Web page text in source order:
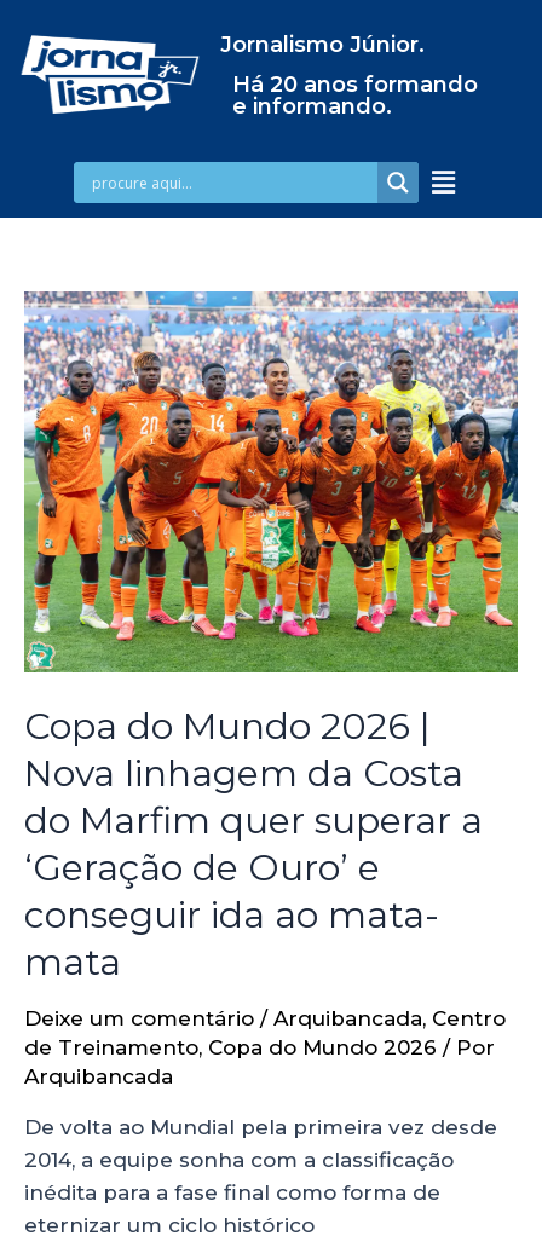
Jornalismo Júnior.
Há 20 anos formando
e informando.
Copa do Mundo 2026 |
Nova linhagem da Costa
do Marfim quer superar a
‘Geração de Ouro’ e
conseguir ida ao mata-
mata
Deixe um comentário / Arquibancada, Centro
de Treinamento, Copa do Mundo 2026 / Por
Arquibancada
De volta ao Mundial pela primeira vez desde
2014, a equipe sonha com a classificação
inédita para a fase final como forma de
eternizar um ciclo histórico